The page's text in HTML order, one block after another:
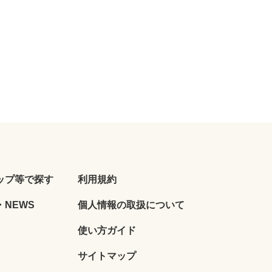
プ等で探す
NEWS
利用規約
個人情報の取扱について
使い方ガイド
サイトマップ